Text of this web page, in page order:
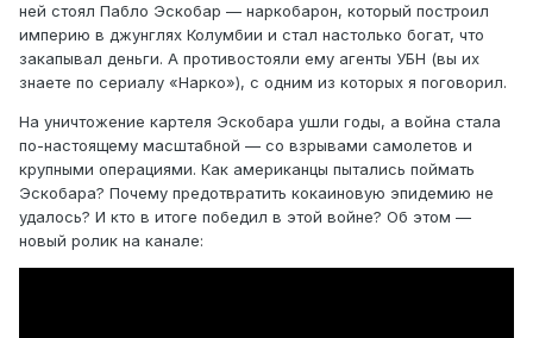
ней стоял Пабло Эскобар — наркобарон, который построил
империю в джунглях Колумбии и стал настолько богат, что
закапывал деньги. А противостояли ему агенты УБН (вы их
знаете по сериалу «Нарко»), с одним из которых я поговорил.
На уничтожение картеля Эскобара ушли годы, а война стала
по-настоящему масштабной — со взрывами самолетов и
крупными операциями. Как американцы пытались поймать
Эскобара? Почему предотвратить кокаиновую эпидемию не
удалось? И кто в итоге победил в этой войне? Об этом —
новый ролик на канале: